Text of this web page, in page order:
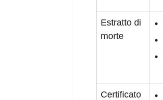
Estratto di
morte
Certificato